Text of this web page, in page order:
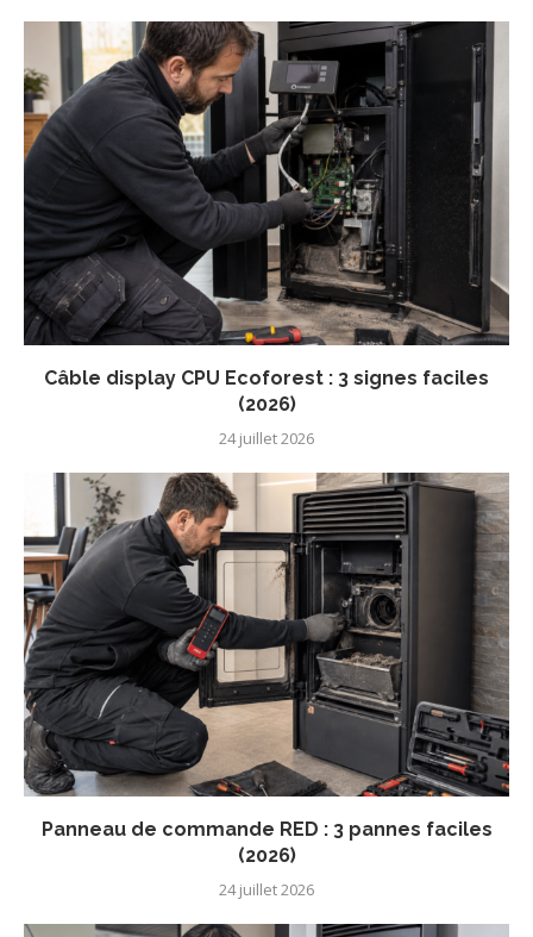
Câble display CPU Ecoforest : 3 signes faciles
(2026)
24 juillet 2026
Panneau de commande RED : 3 pannes faciles
(2026)
24 juillet 2026